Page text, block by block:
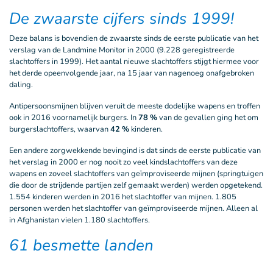
De zwaarste cijfers sinds 1999!
Deze balans is bovendien de zwaarste sinds de eerste publicatie van het
verslag van de Landmine Monitor in 2000 (9.228 geregistreerde
slachtoffers in 1999). Het aantal nieuwe slachtoffers stijgt hiermee voor
het derde opeenvolgende jaar, na 15 jaar van nagenoeg onafgebroken
daling.
Antipersoonsmijnen blijven veruit de meeste dodelijke wapens en troffen
ook in 2016 voornamelijk burgers. In78 %van de gevallen ging het om
burgerslachtoffers, waarvan42 % kinderen.
Een andere zorgwekkende bevingind is dat sinds de eerste publicatie van
het verslag in 2000 er nog nooit zo veel kindslachtoffers van deze
wapens en zoveel slachtoffers van geïmproviseerde mijnen (springtuigen
die door de strijdende partijen zelf gemaakt werden) werden opgetekend.
1.554 kinderen werden in 2016 het slachtoffer van mijnen. 1.805
personen werden het slachtoffer van geïmproviseerde mijnen. Alleen al
in Afghanistan vielen 1.180 slachtoffers.
61 besmette landen